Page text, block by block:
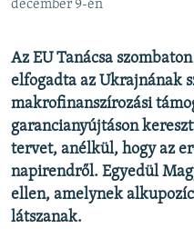
Valamennyi RFE/RL
december 9-én
Az EU Tanácsa
elfogadta az Ukrajnának
makrofinanszírozási
garancianyújtáson
tervet, anélkül, hogy az
napirendről. Egyedül
ellen, amelynek
látszanak.